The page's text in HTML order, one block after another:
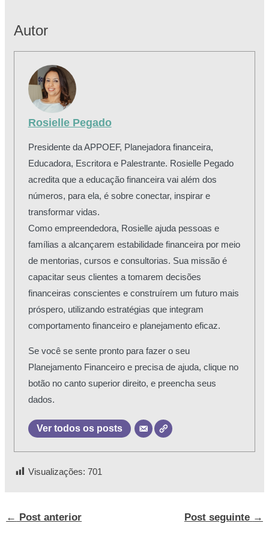
Autor
Rosielle Pegado
Presidente da APPOEF, Planejadora financeira,
Educadora, Escritora e Palestrante. Rosielle Pegado
acredita que a educação financeira vai além dos
números, para ela, é sobre conectar, inspirar e
transformar vidas.
Como empreendedora, Rosielle ajuda pessoas e
famílias a alcançarem estabilidade financeira por meio
de mentorias, cursos e consultorias. Sua missão é
capacitar seus clientes a tomarem decisões
financeiras conscientes e construírem um futuro mais
próspero, utilizando estratégias que integram
comportamento financeiro e planejamento eficaz.
Se você se sente pronto para fazer o seu
Planejamento Financeiro e precisa de ajuda, clique no
botão no canto superior direito, e preencha seus
dados.
Ver todos os posts
Visualizações: 701
← Post anterior Post seguinte →